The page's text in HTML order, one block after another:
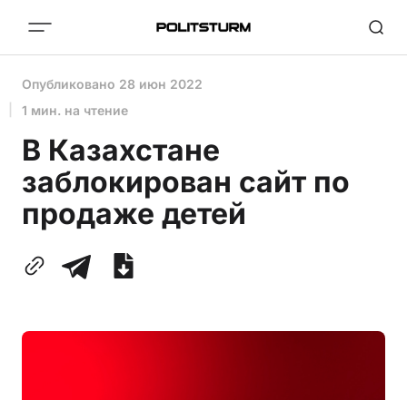
Опубликовано 28 июн 2022
1 мин. на чтение
В Казахстане
заблокирован сайт по
продаже детей